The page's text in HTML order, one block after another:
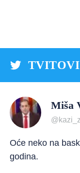
Miša
Oće neko na
godina.